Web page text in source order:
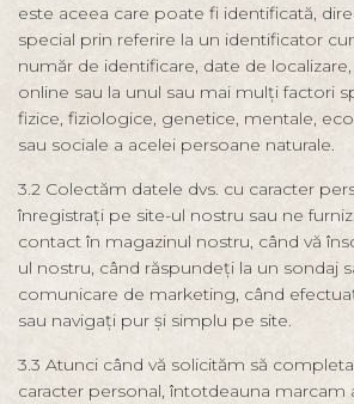
este aceea care poate fi identificată,
special prin referire la un identificator
număr de identificare, date de
online sau la unul sau mai mulți factori
fizice, fiziologice, genetice, mentale,
sau sociale a acelei persoane naturale.
3.2 Colectăm datele dvs. cu caracter
înregistrați pe site-ul nostru sau ne
contact în magazinul nostru, când vă
ul nostru, când răspundeți la un sondaj
comunicare de marketing, când
sau navigați pur și simplu pe site.
3.3 Atunci când vă solicităm să
caracter personal, întotdeauna